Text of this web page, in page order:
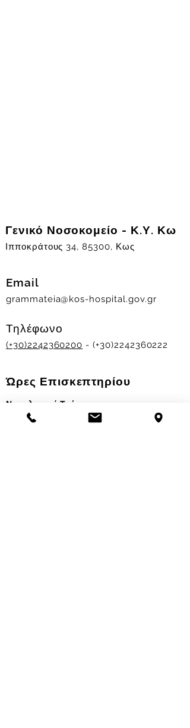
Γενικό Νοσοκομείο - Κ.Υ. Κω
Ιπποκράτους 34, 85300, Κως
Email
grammateia@kos-hospital.gov.gr
Τηλέφωνο
(+30)2242360200 - (+30)2242360222
Ώρες Επισκεπτηρίου
Νοσηλευτικά Τμήματα
Χειμερινό ωράριο: 11.00-13.00
17.30-19.30